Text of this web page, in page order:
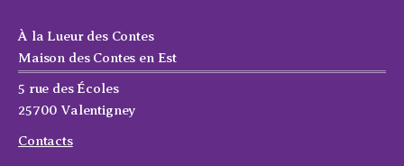
À la Lueur des Contes
Maison des Contes en Est
5 rue des Écoles
25700 Valentigney
Contacts